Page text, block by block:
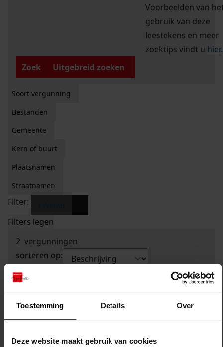
Toestemming Details Over
Deze website maakt gebruik van cookies
Voorbeelden van
gebruik van deze
leestekens en meer
zoektips vindt u hier.
Zoek
Uitgebreid zoeken
Soort vergunning
Bestanden
Gemeente
Kern of buurt
Plaatsnamen
Straatnamen
Filter:
Filters legen
2 vergunningen
sorteren op: